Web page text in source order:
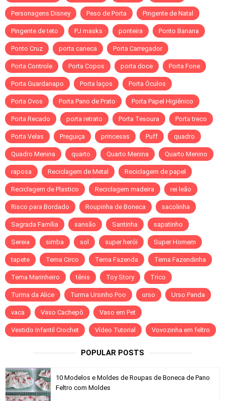
Personagens Disney Peso de Porta Pingente de Natal
Pingente de teto PJ masks ponteira Ponto Banana
Ponto Cruz porta caneca Porta Carregador
Porta Controle Porta Copos porta doce Porta Fone
Porta Guardanapo Porta laços Porta Óculos
Porta Ovos Porta Pano de Prato Porta Papel Higiênico
Porta Recado porta retrato Porta Tesoura Porta treco
Porta Velas Preguiça princesas Puff quadro
Quadro Menina quarto Quarto Menina Quarto Menino
raposa Reciclagem de Metal Reciclagem de papel
Reciclagem de Plastico Reciclagem madeira rei leão
Risco para Bordado Roupinha de Boneca sacolinha
Sagrada Família sansão Santinha sapatinho
Sereia simba sol super herói Super Homem
tapete Tema Circo Tema Fazenda Tema Fazendinha
Tema Marinheiro tênis Toy Story Trico
Turma da Alice Turma Ursinho Poo urso Urso Panda
vaca Vaso Cachepô Vaso em Pet
Vestido Infantil Crochet Vídeo Tutorial Vovozinha em feltro
POPULAR POSTS
10 Modelos e Moldes de Roupas de Boneca de Pano
Feltro com Moldes